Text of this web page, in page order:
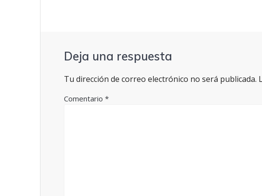
Deja una respuesta
Tu dirección de correo electrónico no será publicada.
Comentario*